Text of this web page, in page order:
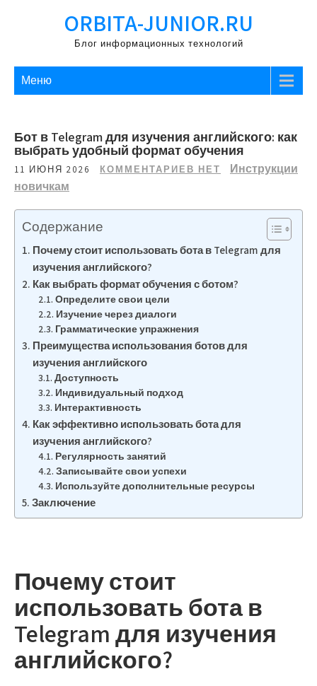
ORBITA-JUNIOR.RU
Блог информационных технологий
Меню
Бот в Telegram для изучения английского: как
выбрать удобный формат обучения
11 ИЮНЯ 2026 КОММЕНТАРИЕВ НЕТ
Инструкции
новичкам
Содержание
Почему стоит использовать бота в Telegram для
изучения английского?
Как выбрать формат обучения с ботом?
Определите свои цели
Изучение через диалоги
Грамматические упражнения
Преимущества использования ботов для
изучения английского
Доступность
Индивидуальный подход
Интерактивность
Как эффективно использовать бота для
изучения английского?
Регулярность занятий
Записывайте свои успехи
Используйте дополнительные ресурсы
Заключение
Почему стоит
использовать бота в
Telegram для изучения
английского?